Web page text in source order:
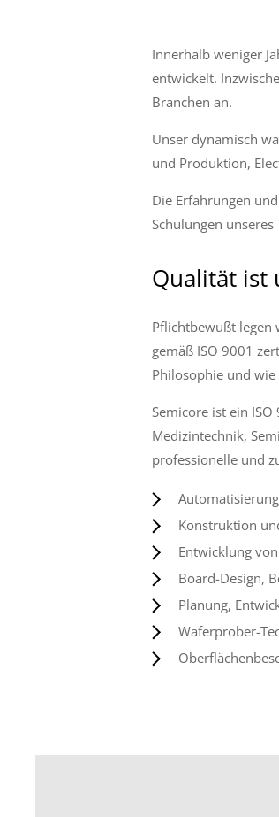
Innerhalb weniger
entwickelt.
Branchen an.
Unser dynamisch
und Produktion,
Die Erfahrungen
Schulungen
Qualität ist
Pflichtbewußt legen
gemäß ISO 9001
Philosophie und
Semicore ist ein
Medizintechnik,
professionelle und
Konstruktion
Entwicklung
Board-Design,
Planung,
Waferprober-